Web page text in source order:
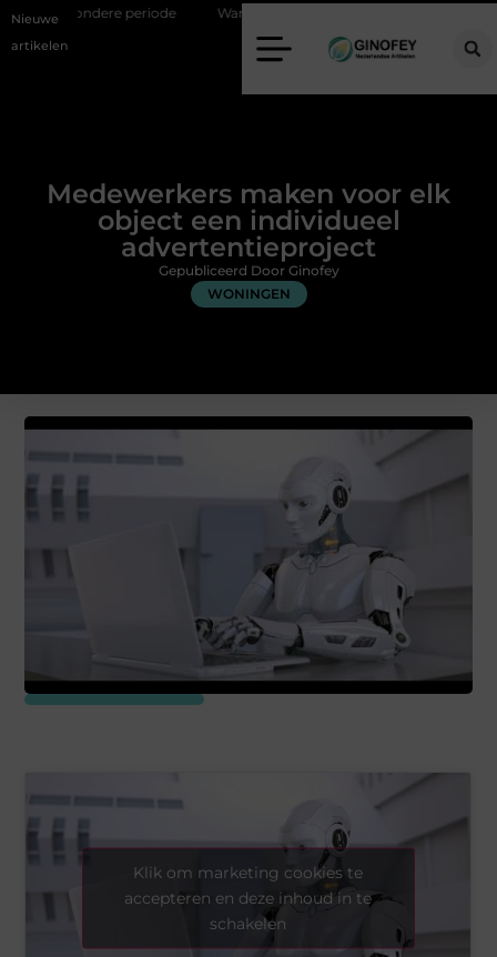
Nieuwe
artikelen
periode Wanneer is een kroon de beste oplossing voor een kies?
Medewerkers maken voor elk
object een individueel
advertentieproject
WONINGEN
Gepubliceerd Door Ginofey
Klik om marketing cookies te
accepteren en deze inhoud in te
schakelen